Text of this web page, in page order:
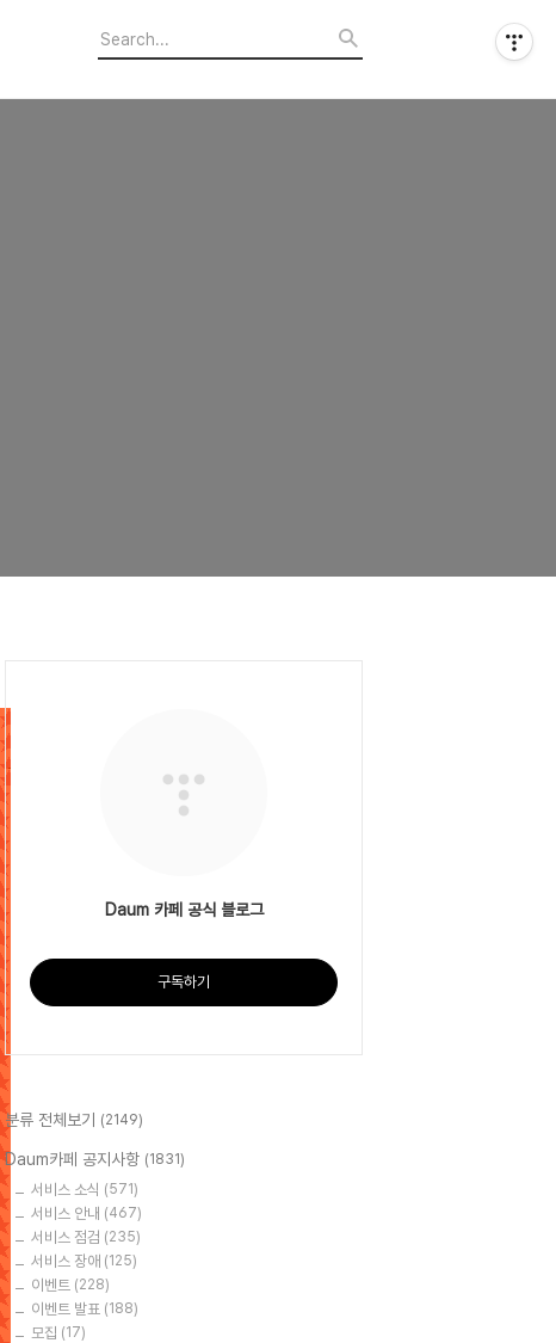
Daum 카페 공식 블로그
구독하기
분류 전체보기 (2149)
Daum카페 공지사항 (1831)
서비스 소식 (571)
서비스 안내 (467)
서비스 점검 (235)
서비스 장애 (125)
이벤트 (228)
이벤트 발표 (188)
모집 (17)